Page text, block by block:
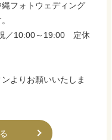
フォトウェディング
／10:00～19:00 定休
ンよりお願いいたしま